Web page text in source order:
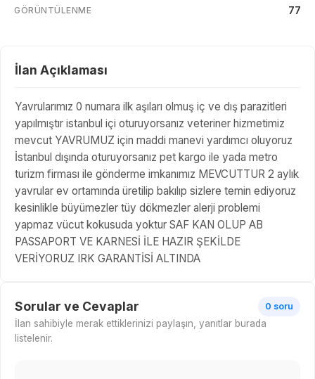
GÖRÜNTÜLENME 77
İlan Açıklaması
Yavrularımız 0 numara ilk aşıları olmuş iç ve dış parazitleri
yapılmıştır istanbul içi oturuyorsanız veteriner hizmetimiz
mevcut YAVRUMUZ için maddi manevi yardımcı oluyoruz
İstanbul dışında oturuyorsanız pet kargo ile yada metro
turizm firması ile gönderme imkanımız MEVCUTTUR 2 aylık
yavrular ev ortamında üretilip bakılıp sizlere temin ediyoruz
kesinlikle büyümezler tüy dökmezler alerji problemi
yapmaz vücut kokusuda yoktur SAF KAN OLUP AB
PASSAPORT VE KARNESİ İLE HAZIR ŞEKİLDE
VERİYORUZ IRK GARANTİSİ ALTINDA
Sorular ve Cevaplar 0 soru
İlan sahibiyle merak ettiklerinizi paylaşın, yanıtlar burada
listelenir.